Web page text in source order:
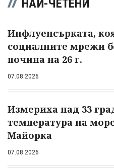
НАЙ-ЧЕТЕНИ
Инфлуенсърката,
социалните мрежи
почина на 26 г.
07.08.2026
Измериха над 33
температура на
Майорка
07.08.2026